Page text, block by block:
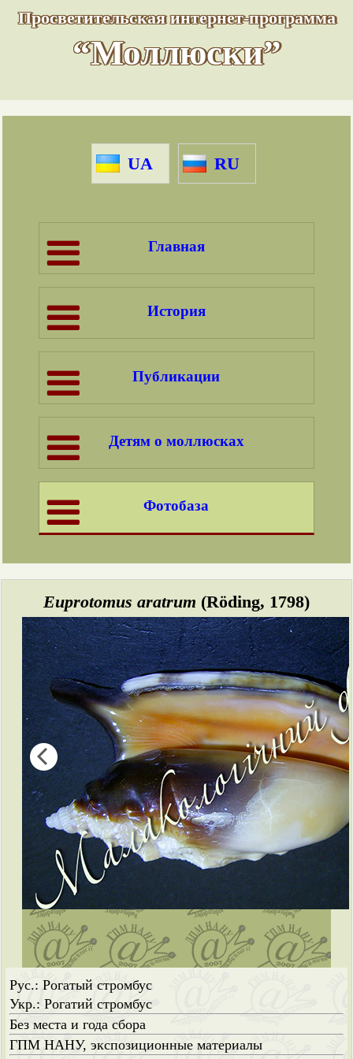
Просветительская интернет-программа
“Моллюски”
UA RU
Главная
История
Публикации
Детям о моллюсках
Фотобаза
Euprotomus aratrum (Röding, 1798)
Рус.: Рогатый стромбус
Укр.: Рогатий стромбус
Без места и года сбора
ГПМ НАНУ, экспозиционные материалы